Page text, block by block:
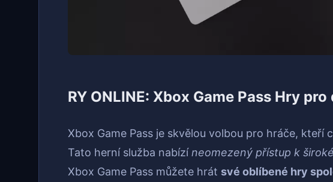
RY ONLINE: Xbox Game Pass Hry
Xbox Game Pass je skvělou volbou pro hráče, kteří
Tato herní služba nabízíneomezený přístup k
Xbox Game Pass můžete hrát své oblíbené hry